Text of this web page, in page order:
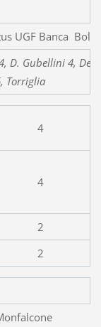
UGF Banca
D. Gubellini 4, De
Torriglia
4
4
2
2
–